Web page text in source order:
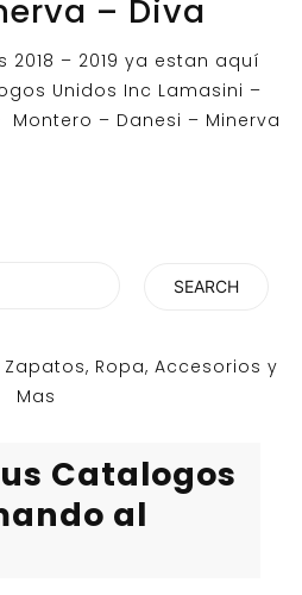
– Diva
2018 – 2019 ya estan aquí
Unidos Inc Lamasini –
– Danesi – Minerva
Ropa, Accesorios y
Mas
Catalogos
al